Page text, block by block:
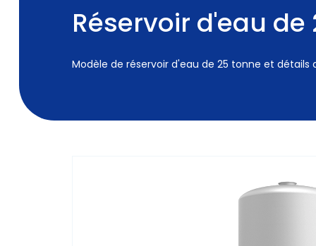
Réservoir d'eau
Modèle de réservoir d'eau de 25 tonne et détails